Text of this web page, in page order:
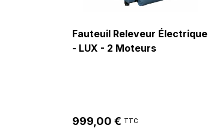
Fauteuil Releveur Électrique
- LUX - 2 Moteurs
999,00 € TTC